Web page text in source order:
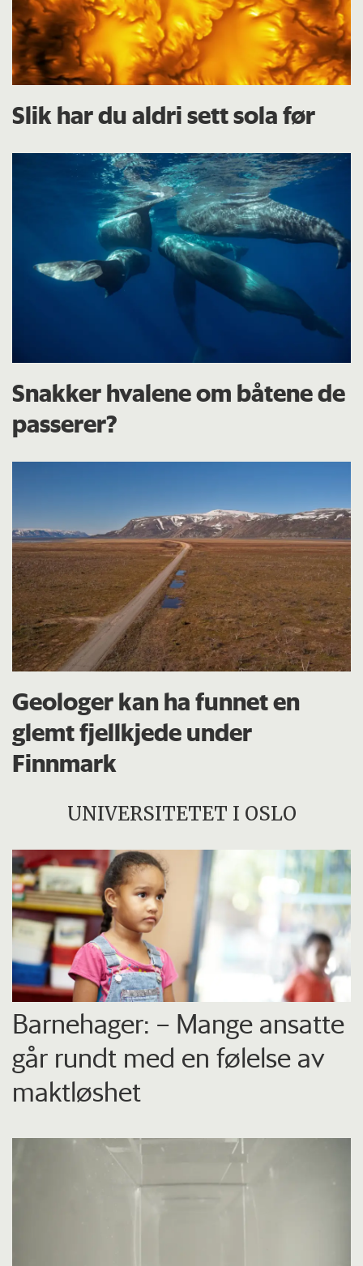
Slik har du aldri sett sola før
Snakker hvalene om båtene de
passerer?
Geologer kan ha funnet en
glemt fjellkjede under
Finnmark
UNIVERSITETET I OSLO
Barnehager: – Mange ansatte
går rundt med en følelse av
maktløshet